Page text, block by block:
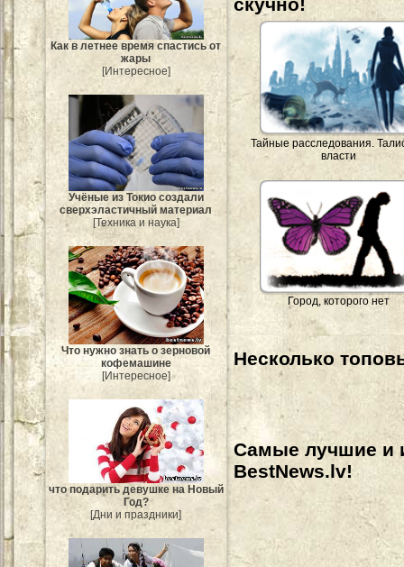
Как в летнее время спастись от
жары
[Интересное]
Учёные из Токио создали
сверхэластичный материал
[Техника и наука]
Что нужно знать о зерновой
кофемашине
[Интересное]
что подарить девушке на Новый
Год?
[Дни и праздники]
Тайные расследования.
власти
Город, которого нет
Несколько
Самые лучшие и
BestNews.lv!